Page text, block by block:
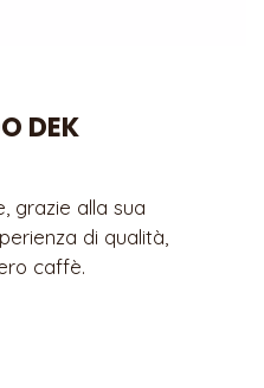
DEK
grazie alla sua
di qualità,
caffè.